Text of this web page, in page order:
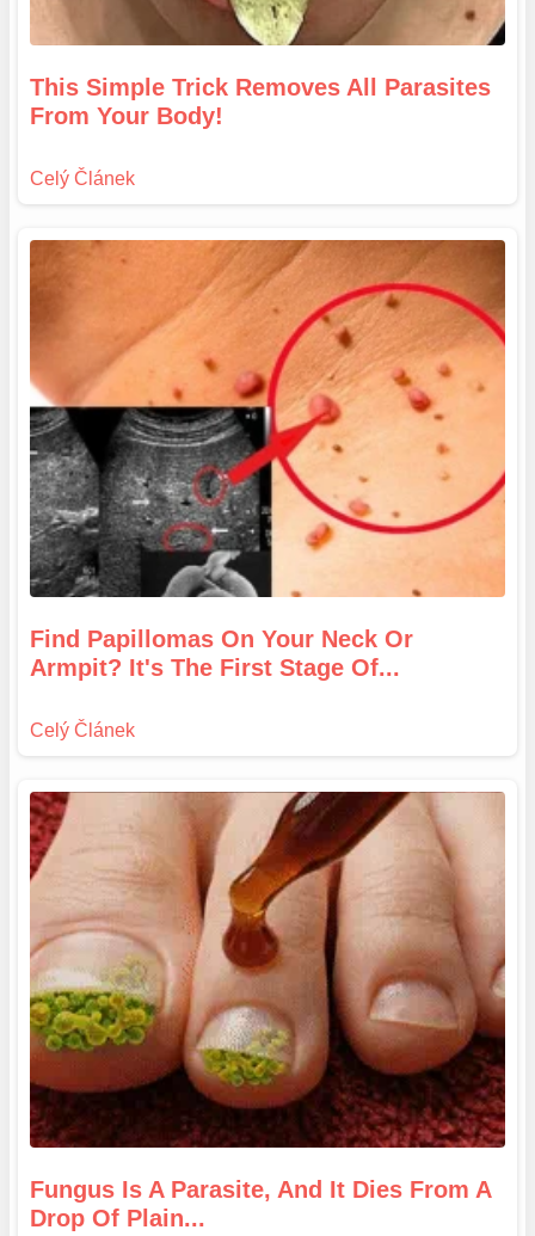
This Simple Trick Removes All Parasites
From Your Body!
Find Papillomas On Your Neck Or
Armpit? It's The First Stage Of...
Fungus Is A Parasite, And It Dies From A
Drop Of Plain...